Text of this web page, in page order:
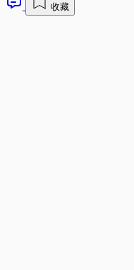
收藏